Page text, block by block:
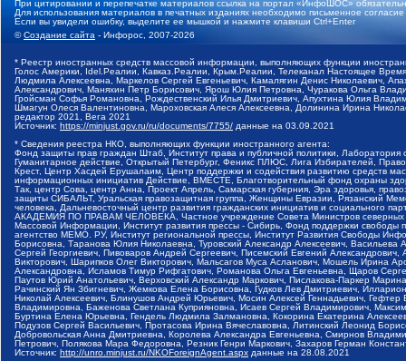
При цитировании и перепечатке материалов ссылка на портал «ИнфоШОС»
Для использования материалов в печатных изданиях необходимо письменное
Если вы увидели ошибку, выделите ее мышкой и нажмите клавиши Ctrl+Enter
©Создание сайта - Инфорос, 2007-2026
* Реестр иностранных средств массовой информации, выполняющих функции
Голос Америки, Idel.Реалии, Кавказ.Реалии, Крым.Реалии, Телеканал Настоящее
Людмила Алексеевна, Маркелов Сергей Евгеньевич, Камалягин Денис Николаевич,
Александрович, Маняхин Петр Борисович, Ярош Юлия Петровна, Чуракова Ольга
Гройсман Софья Романовна, Рождественский Илья Дмитриевич, Апухтина Юлия
Шмагун Олеся Валентиновна, Мароховская Алеся Алексеевна, Долинина Ирина
редактор 2021, Вега 2021
Источник: https://minjust.gov.ru/ru/documents/7755/ данные на 03.09.2021
* Сведения реестра НКО, выполняющих функции иностранного агента:
Фонд защиты прав граждан Штаб, Институт права и публичной политики,
Гуманитарное действие, Открытый Петербург, Феникс ПЛЮС, Лига Избирателей,
Крест, Центр Хасдей Ерушалаим, Центр поддержки и содействия развитию средств
информационных инициатив Действие, ВМЕСТЕ, Благотворительный фонд охраны
Так, центр Сова, центр Анна, Проект Апрель, Самарская губерния, Эра здоровья,
защиты СИБАЛЬТ, Уральская правозащитная группа, Женщины Евразии, Рязанский
человека, Дальневосточный центр развития гражданских инициатив и социального
АКАДЕМИЯ ПО ПРАВАМ ЧЕЛОВЕКА, Частное учреждение Совета Министров северных
Массовой Информации, Институт развития прессы - Сибирь, Фонд поддержки
агентство МЕМО. РУ, Институт региональной прессы, Институт Развития Свободы
Борисовна, Таранова Юлия Николаевна, Туровский Александр Алексеевич,
Сергей Георгиевич, Пивоваров Андрей Сергеевич, Писемский Евгений
Викторович, Шарипков Олег Викторович, Мальсагов Муса Асланович, Мошель Ирина
Александровна, Исламов Тимур Рифгатович, Романова Ольга Евгеньевна, Щаров
Паутов Юрий Анатольевич, Верховский Александр Маркович, Пислакова-Паркер
Рачинский Ян Збигневич, Жемкова Елена Борисовна, Гудков Лев Дмитриевич,
Николай Алексеевич, Блинушов Андрей Юрьевич, Мосин Алексей Геннадьевич,
Владимировна, Баженова Светлана Куприяновна, Исаев Сергей Владимирович,
Буртина Елена Юрьевна, Гендель Людмила Залмановна, Кокорина Екатерина
Подузов Сергей Васильевич, Протасова Ирина Вячеславовна, Литинский Леонид
Добровольская Анна Дмитриевна, Королева Александра Евгеньевна, Смирнов
Петрович, Полякова Мара Федоровна, Резник Генри Маркович, Захаров Герман
Источник: http://unro.minjust.ru/NKOForeignAgent.aspx данные на 28.08.2021